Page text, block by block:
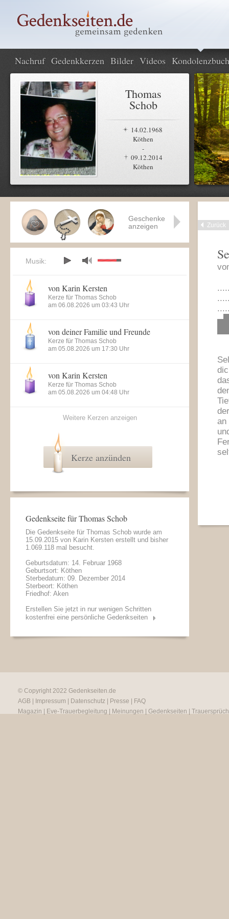
Nachruf Gedenkkerzen Bilder Videos Kondolenzbuch
Thomas
Schob
14.02.1968
Köthen
-
09.12.2014
Köthen
Zurück
an
Geschenke
anzeigen
Musik:
von Karin Kersten
Kerze für Thomas Schob
am 06.08.2026 um 03:43 Uhr
von deiner Familie und Freunde
Kerze für Thomas Schob
am 05.08.2026 um 17:30 Uhr
von Karin Kersten
Kerze für Thomas Schob
am 05.08.2026 um 04:48 Uhr
Weitere Kerzen anzeigen
Kerze anzünden
Gedenkseite für Thomas Schob
Die Gedenkseite für Thomas Schob wurde am
15.09.2015 von Karin Kersten erstellt und bisher
1.069.118 mal besucht.
Geburtsdatum: 14. Februar 1968
Geburtsort: Köthen
Sterbedatum: 09. Dezember 2014
Sterbeort: Köthen
Friedhof: Aken
Erstellen Sie jetzt in nur wenigen Schritten
kostenfrei eine persönliche Gedenkseiten
© Copyright 2022 Gedenkseiten.de
AGB
Impressum Datenschutz Presse
FAQ
Magazin
Eve-Trauerbegleitung Meinungen Gedenkseiten